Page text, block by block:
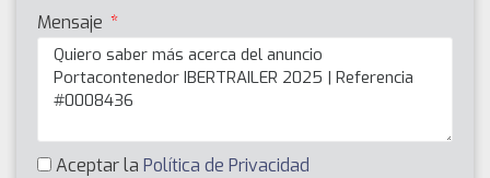
Mensaje
Aceptar la Política de Privacidad